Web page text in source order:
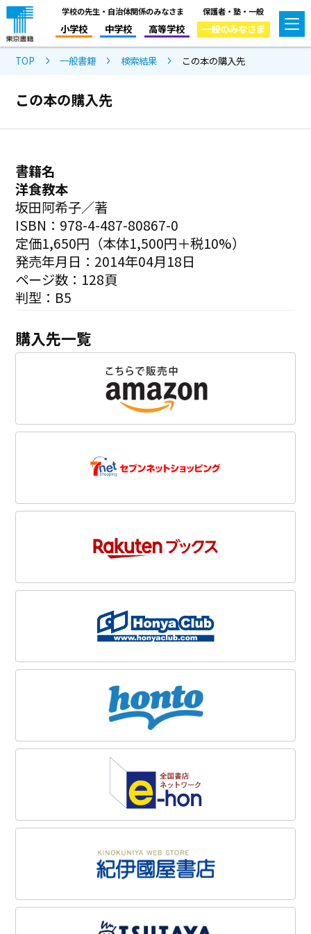
学校の先生・自治体関係のみなさま
小学校 中学校 高等学校
保護者・塾・一般
一般のみなさま
TOP 一般書籍 検索結果 この本の購入先
この本の購入先
書籍名
洋食教本
坂田阿希子／著
ISBN：978-4-487-80867-0
定価1,650円（本体1,500円＋税10%）
発売年月日：2014年04月18日
ページ数：128頁
判型：B5
購入先一覧